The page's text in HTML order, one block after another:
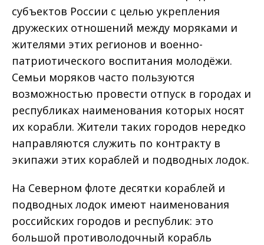
субъектов России с целью укрепления
дружеских отношений между моряками и
жителями этих регионов и военно-
патриотического воспитания молодёжи.
Семьи моряков часто пользуются
возможностью провести отпуск в городах и
республиках наименования которых носят
их корабли. Жители таких городов нередко
направляются служить по контракту в
экипажи этих кораблей и подводных лодок.
На Северном флоте десятки кораблей и
подводных лодок имеют наименования
российских городов и республик: это
большой противолодочный корабль